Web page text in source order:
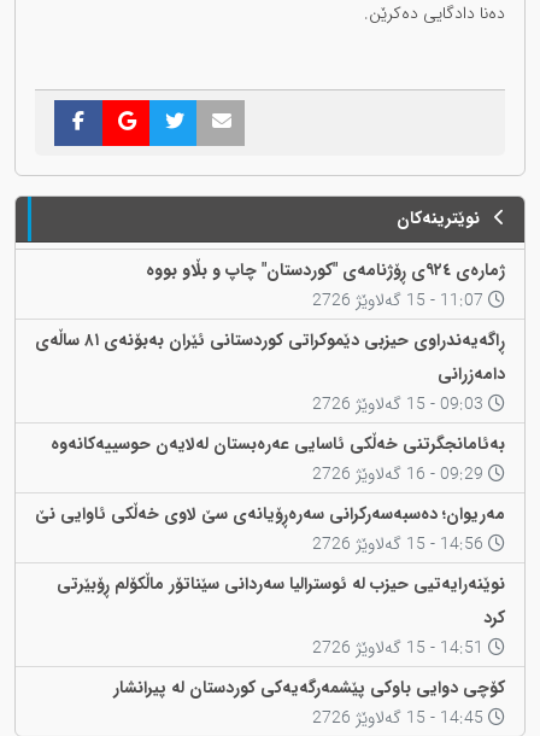
دەنا دادگایی دەکرێن.
نوێترینەکان
ژمارەی ٩٢٤ی ڕۆژنامەی "کوردستان" چاپ و بڵاو بووە
ڕاگەیەندراوی حیزبی دێموکراتی کوردستانی ئێران بەبۆنەی ٨١ ساڵەی
دامەزرانی
بەئامانجگرتنی خەڵکی ئاسایی عەرەبستان لەلایەن حوسییەکانەوە
مەریوان؛ دەسبەسەرکرانی سەرەڕۆیانەی سێ لاوی خەڵکی ئاوایی نێ
نوێنەرایەتیی حیزب لە ئوسترالیا سەردانی سێناتۆر ماڵکۆلم ڕۆبێرتی
کرد
کۆچی دوایی باوکی پێشمەرگەیەکی کوردستان لە پیرانشار